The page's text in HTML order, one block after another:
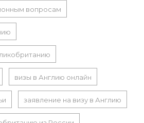
вопросам
визы в Англию онлайн
заявление на визу в Англию